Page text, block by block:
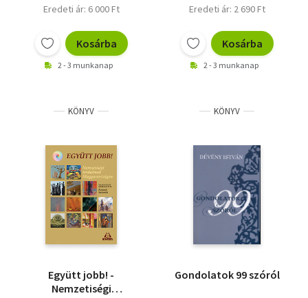
Eredeti ár: 6 000 Ft
Kosárba
2 - 3 munkanap
Eredeti ár: 2 690 Ft
Kosárba
2 - 3 munkanap
KÖNYV
Együtt jobb! -
Nemzetiségi
KÖNYV
Gondolatok 99 szóról